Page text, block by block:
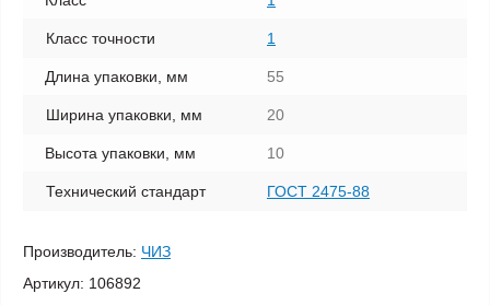
Класс точности 1
Длина упаковки, мм 55
Ширина упаковки, мм 20
Высота упаковки, мм 10
Технический стандарт ГОСТ 2475-88
Производитель: ЧИЗ
Артикул: 106892